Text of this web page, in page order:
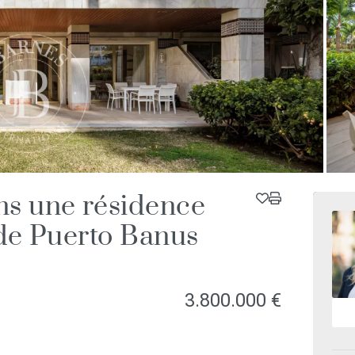
une résidence
Puerto Banus
3.800.000 €